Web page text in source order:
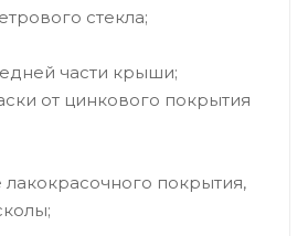
стекла;
части крыши;
от цинкового покрытия
покрытия,